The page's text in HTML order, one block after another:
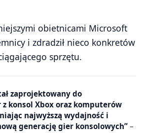
obietnicami Microsoft
i zdradził nieco konkretów
sprzętu.
konsol Xbox oraz komputerów
najwyższą wydajność i
generację gier konsolowych”–